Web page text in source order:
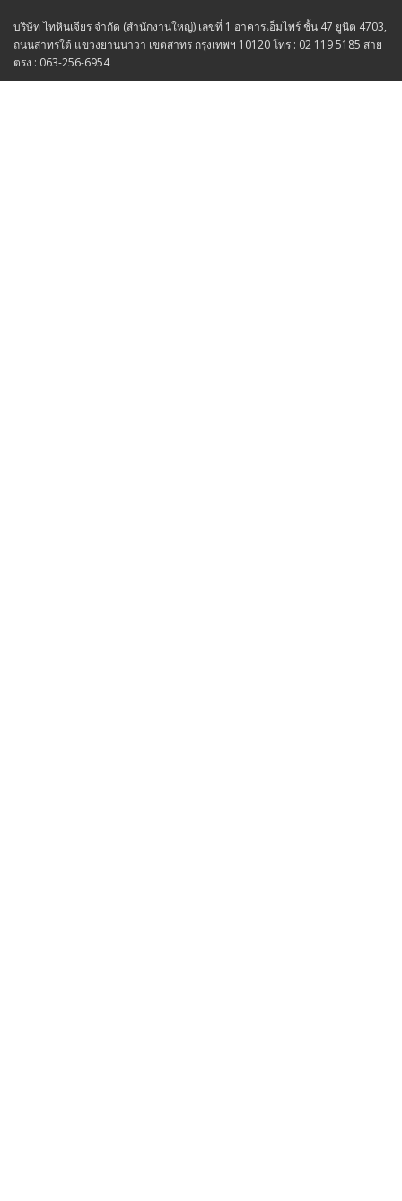
บริษัท ไทหินเจียร จำกัด (สำนักงานใหญ่) เลขที่ 1 อาคารเอ็มไพร์ ชั้น 47 ยูนิต 4703,
ถนนสาทรใต้ แขวงยานนาวา เขตสาทร กรุงเทพฯ 10120 โทร : 02 119 5185 สาย
ตรง : 063-256-6954